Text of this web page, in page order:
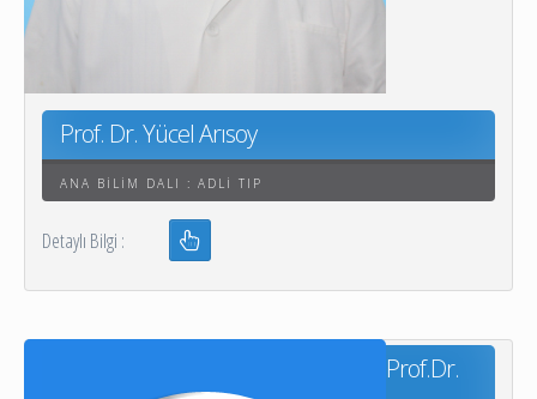
Prof. Dr. Yücel Arısoy
ANA BILIM DALI : ADLI TIP
Detaylı Bilgi :
Prof.Dr.